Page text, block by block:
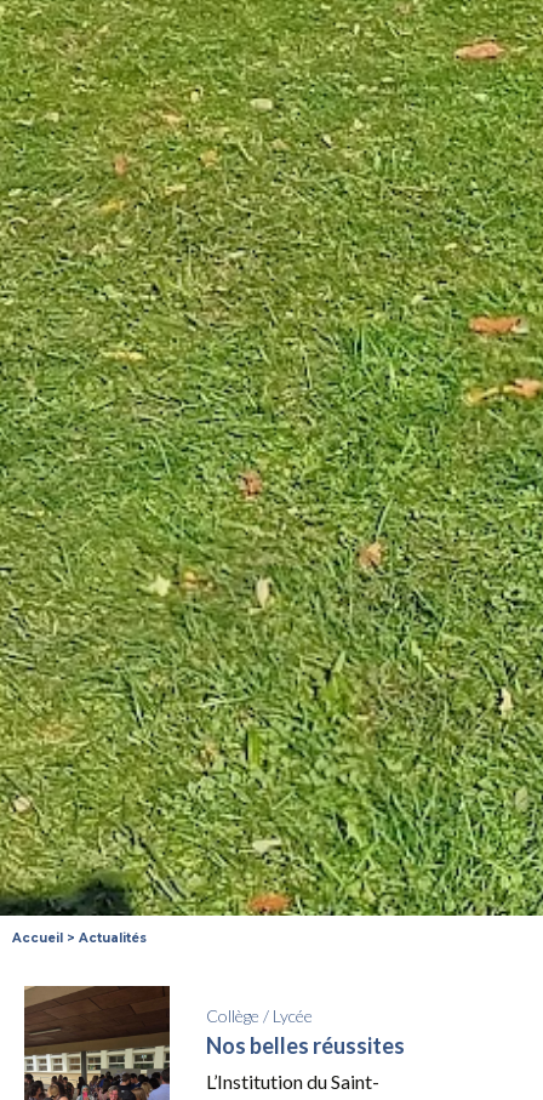
Accueil > Actualités
Collège / Lycée
Nos belles réussites
L’Institution du Saint-